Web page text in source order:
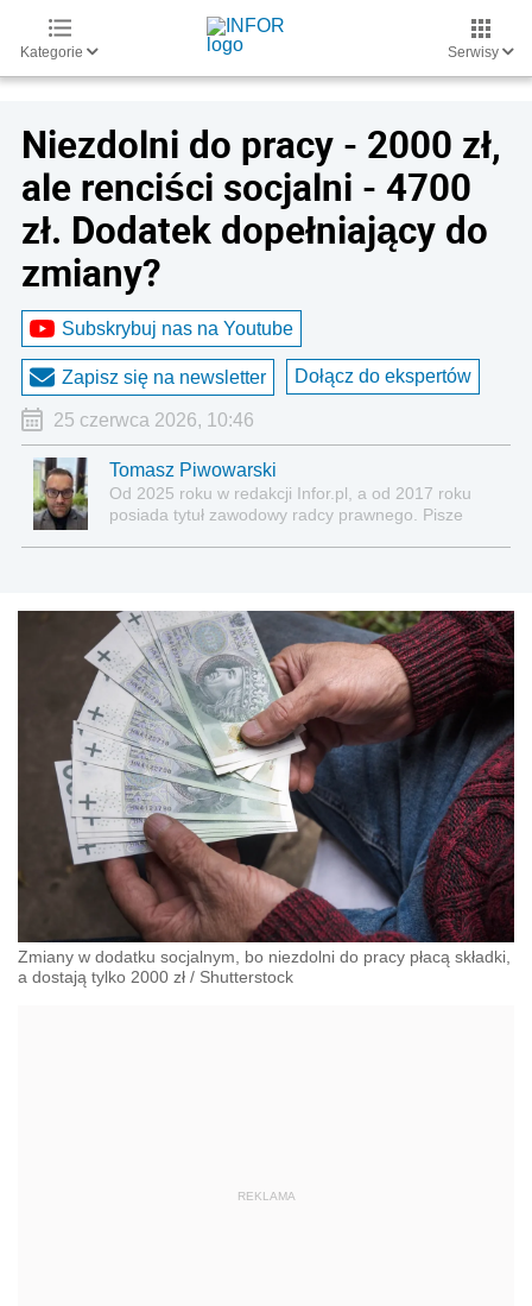
Kategorie Serwisy
Niezdolni do pracy - 2000 zł,
ale renciści socjalni - 4700
zł. Dodatek dopełniający do
zmiany?
Subskrybuj nas na Youtube
Zapisz się na newsletter Dołącz do ekspertów
25 czerwca 2026, 10:46
Tomasz Piwowarski
Od 2025 roku w redakcji Infor.pl, a od 2017 roku
posiada tytuł zawodowy radcy prawnego. Pisze
Zmiany w dodatku socjalnym, bo niezdolni do pracy płacą składki,
a dostają tylko 2000 zł / Shutterstock